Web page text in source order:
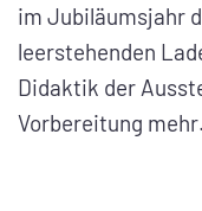
im Jubiläumsjahr
leerstehenden
Didaktik der
Vorbereitung